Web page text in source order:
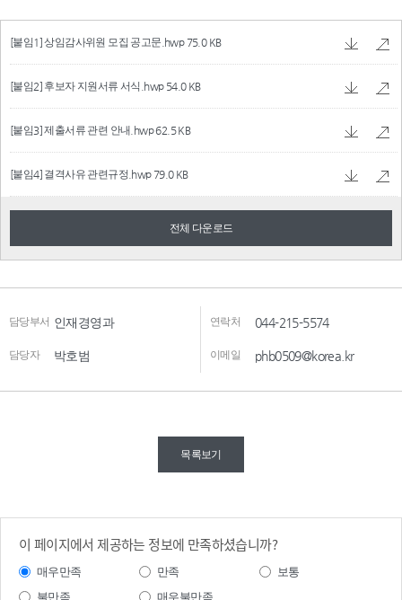
[붙임1] 상임감사위원 모집 공고문.hwp 75.0 KB
[붙임2] 후보자 지원서류 서식.hwp 54.0 KB
[붙임3] 제출서류 관련 안내.hwp62.5 KB
[붙임4] 결격사유 관련규정.hwp 79.0 KB
전체 다운로드
담당부서 인재경영과 연락처 044-215-5574
담당자 박호범 이메일 phb0509@korea.kr
목록보기
이 페이지에서 제공하는 정보에 만족하셨습니까?
매우만족 만족
보통
불만족
매우불만족